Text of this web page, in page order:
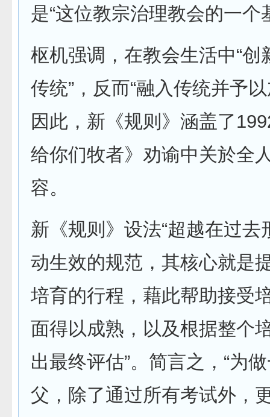
是“这位教宗治理教会的一个
枢机强调，在教会生活中“创
传统”，反而“融入传统并予
因此，新《规则》涵盖了
给你们牧者》劝谕中关於全
容。
新《规则》设法“超越在过去
动生效的规范，其核心就是
培育的行程，藉此帮助接受
面得以成熟，以及根据整个
出最终评估”。简言之，“为
父，除了通过所有考试外，